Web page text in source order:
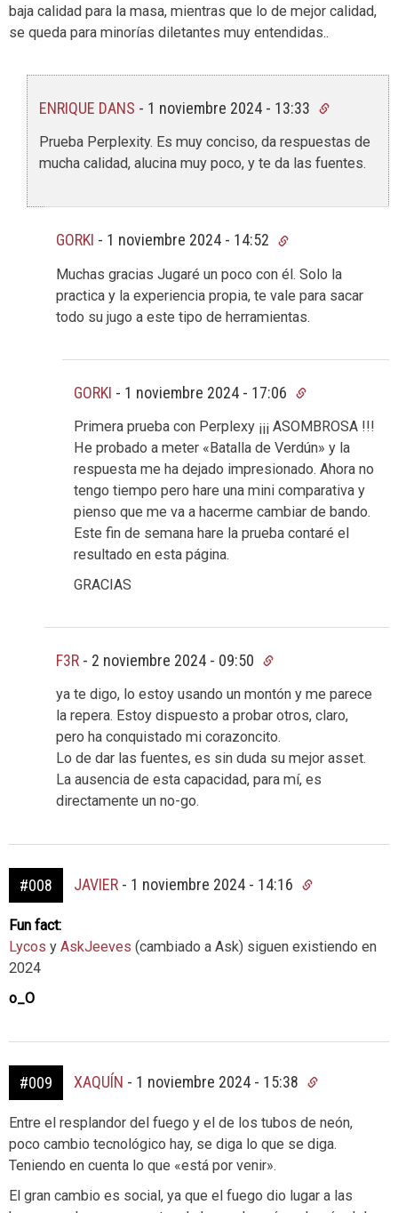
baja calidad para la masa, mientras que lo de mejor calidad,
se queda para minorías diletantes muy entendidas..
ENRIQUE DANS - 1 noviembre 2024 - 13:33
Prueba Perplexity. Es muy conciso, da respuestas de
mucha calidad, alucina muy poco, y te da las fuentes.
GORKI - 1 noviembre 2024 - 14:52
Muchas gracias Jugaré un poco con él. Solo la
practica y la experiencia propia, te vale para sacar
todo su jugo a este tipo de herramientas.
GORKI - 1 noviembre 2024 - 17:06
Primera prueba con Perplexy ¡¡¡ ASOMBROSA !!!
He probado a meter «Batalla de Verdún» y la
respuesta me ha dejado impresionado. Ahora no
tengo tiempo pero hare una mini comparativa y
pienso que me va a hacerme cambiar de bando.
Este fin de semana hare la prueba contaré el
resultado en esta página.
GRACIAS
F3R - 2 noviembre 2024 - 09:50
ya te digo, lo estoy usando un montón y me parece
la repera. Estoy dispuesto a probar otros, claro,
pero ha conquistado mi corazoncito.
Lo de dar las fuentes, es sin duda su mejor asset.
La ausencia de esta capacidad, para mí, es
directamente un no-go.
#008 JAVIER - 1 noviembre 2024 - 14:16
Fun fact:
Lycos y AskJeeves (cambiado a Ask) siguen existiendo en
2024
o_O
#009 XAQUÍN - 1 noviembre 2024 - 15:38
Entre el resplandor del fuego y el de los tubos de neón,
poco cambio tecnológico hay, se diga lo que se diga.
Teniendo en cuenta lo que «está por venir».
El gran cambio es social, ya que el fuego dio lugar a las